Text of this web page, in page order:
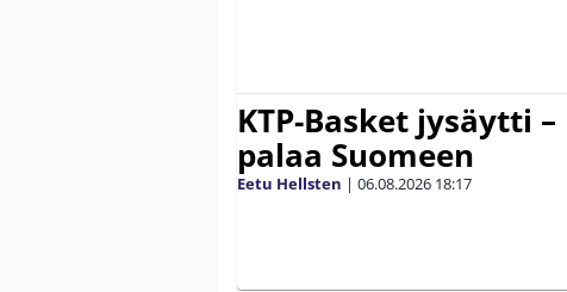
KTP-Basket jysäytti
palaa Suomeen
Eetu Hellsten | 06.08.2026 18:17